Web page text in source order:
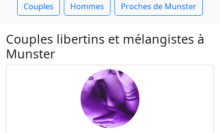
Couples Hommes Proches de Munster
Couples libertins et mélangistes à
Munster